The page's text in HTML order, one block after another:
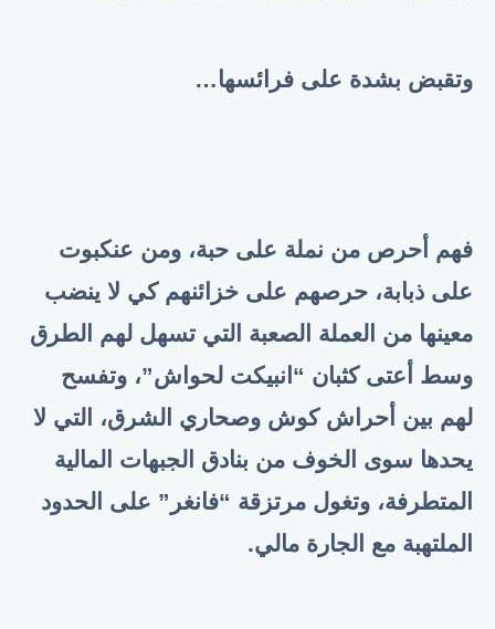
وتقبض بشدة على فرائسها…
فهم أحرص من نملة على حبة، ومن عنكبوت
على ذبابة، حرصهم على خزائنهم كي لا ينضب
معينها من العملة الصعبة التي تسهل لهم الطرق
وسط أعتى كثبان “انبيكت لحواش”، وتفسح
لهم بين أحراش كوش وصحاري الشرق، التي لا
يحدها سوى الخوف من بنادق الجبهات المالية
المتطرفة، وتغول مرتزقة “فانغر” على الحدود
الملتهبة مع الجارة مالي.